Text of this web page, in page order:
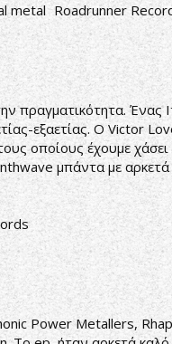
metal Roadrunner
πραγματικότητα. Ένας
εξαετίας. Ο Victor
οποίους έχουμε
μπάντα με
Power Metallers,